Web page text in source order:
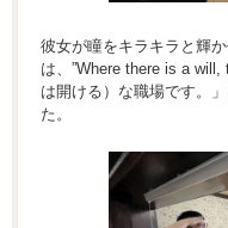
彼女が瞳をキラキラと輝
は、”Where there is a
は開ける）な職場です。
た。